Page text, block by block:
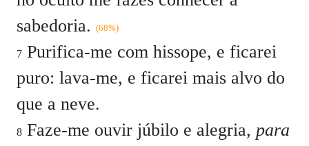
sabedoria. (68%)
7 Purifica-me com hissope, e ficarei
puro: lava-me, e ficarei mais alvo do
que a neve.
8 Faze-me ouvir júbilo e alegria, para